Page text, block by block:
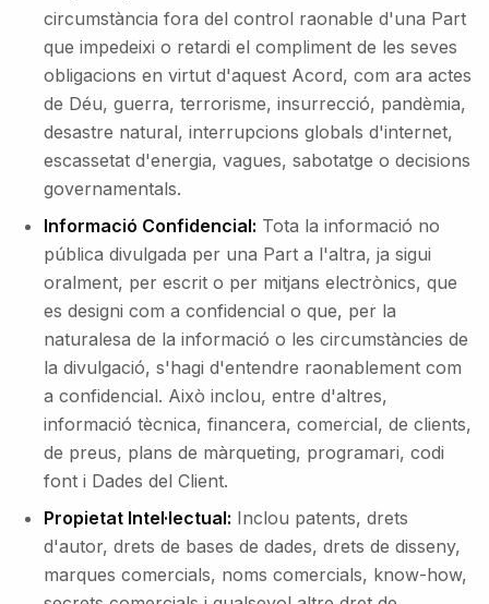
circumstància fora del control raonable d'una Part
que impedeixi o retardi el compliment de les seves
obligacions en virtut d'aquest Acord, com ara actes
de Déu, guerra, terrorisme, insurrecció, pandèmia,
desastre natural, interrupcions globals d'internet,
escassetat d'energia, vagues, sabotatge o decisions
governamentals.
Informació Confidencial: Tota la informació no
pública divulgada per una Part a l'altra, ja sigui
oralment, per escrit o per mitjans electrònics, que
es designi com a confidencial o que, per la
naturalesa de la informació o les circumstàncies de
la divulgació, s'hagi d'entendre raonablement com
a confidencial. Això inclou, entre d'altres,
informació tècnica, financera, comercial, de clients,
de preus, plans de màrqueting, programari, codi
font i Dades del Client.
Propietat Intel·lectual: Inclou patents, drets
d'autor, drets de bases de dades, drets de disseny,
marques comercials, noms comercials, know-how,